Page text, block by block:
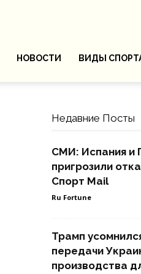
НОВОСТИ ВИДЫ
Недавние Посты
СМИ: Испания и
пригрозили
Спорт Mail
Ru Fortune
Трамп
передачи
производства